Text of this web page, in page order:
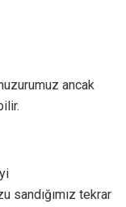
ancak
sandığımız tekrar